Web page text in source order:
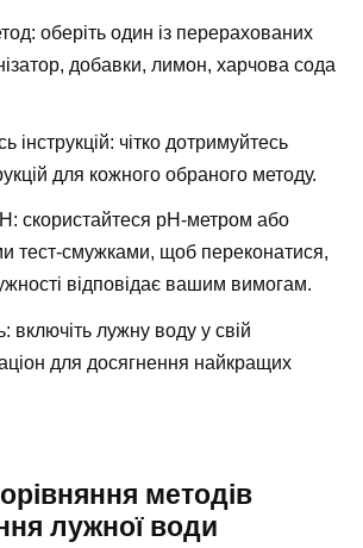
оберіть один із перерахованих
добавки, лимон, харчова сода
інструкцій: чітко дотримуйтесь
для кожного обраного методу.
скористайтеся pH-метром або
тест-смужками, щоб переконатися,
відповідає вашим вимогам.
включіть лужну воду у свій
для досягнення найкращих
методів
лужної води